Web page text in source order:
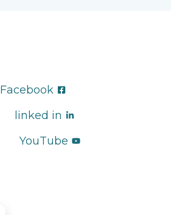
Facebook
linked in
YouTube